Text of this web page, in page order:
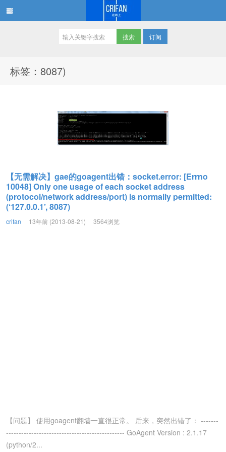
订阅
标签：8087)
【无需解决】gae的goagent出错：socket.error: [Errno
10048] Only one usage of each socket address
(protocol/network address/port) is normally permitted:
(‘127.0.0.1’, 8087)
crifan 13年前 (2013-08-21) 3564浏览
【问题】 使用goagent翻墙一直很正常。 后来，突然出错了： -------
----------------------------------------------- GoAgent Version : 2.1.17
(python/2...